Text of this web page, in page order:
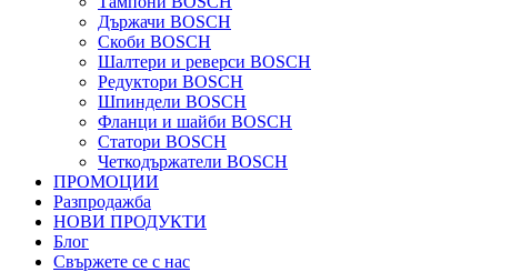
Държачи BOSCH
Скоби BOSCH
Шалтери и реверси BOSCH
Редуктори BOSCH
Шпиндели BOSCH
Фланци и шайби BOSCH
Статори BOSCH
Четкодържатели BOSCH
ПРОМОЦИИ
Разпродажба
НОВИ ПРОДУКТИ
Блог
Свържете се с нас